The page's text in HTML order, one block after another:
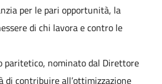
per le pari opportunità, la
di chi lavora e contro le
paritetico, nominato dal Direttore
di contribuire all’ottimizzazione